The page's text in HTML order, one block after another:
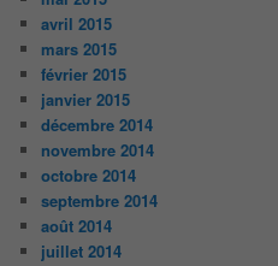
avril 2015
mars 2015
février 2015
janvier 2015
décembre 2014
novembre 2014
octobre 2014
septembre 2014
août 2014
juillet 2014